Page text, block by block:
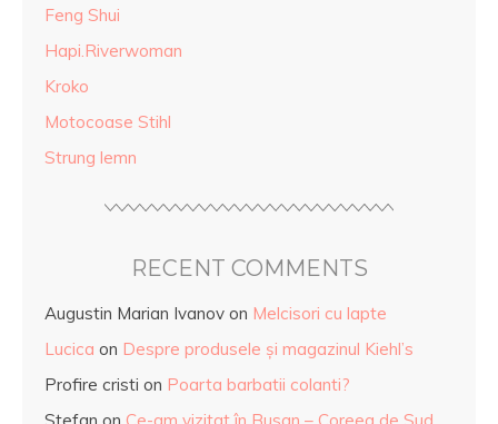
Feng Shui
Hapi.Riverwoman
Kroko
Motocoase Stihl
Strung lemn
RECENT COMMENTS
Augustin Marian Ivanov on Melcisori cu lapte
Lucica on Despre produsele și magazinul Kiehl’s
Profire cristi on Poarta barbatii colanti?